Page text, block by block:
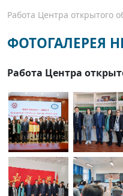
Работа Центра открытого
ФОТОГАЛЕРЕЯ
Работа Центра